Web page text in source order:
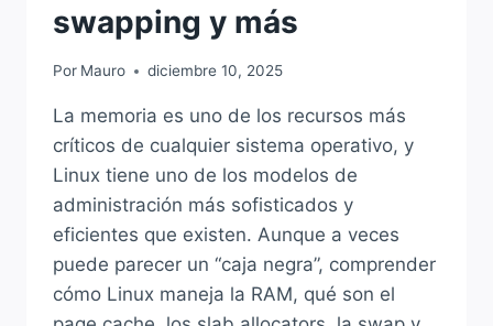
swapping y más
Por Mauro diciembre 10, 2025
La memoria es uno de los recursos más
críticos de cualquier sistema operativo, y
Linux tiene uno de los modelos de
administración más sofisticados y
eficientes que existen. Aunque a veces
puede parecer un “caja negra”, comprender
cómo Linux maneja la RAM, qué son el